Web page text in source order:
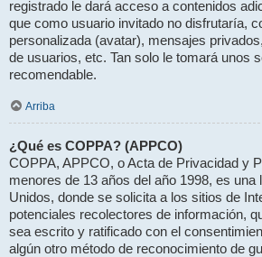
registrado le dará acceso a contenidos
que como usuario invitado no disfrutaría,
personalizada (avatar), mensajes
de usuarios, etc. Tan solo le tomará unos
recomendable.
Arriba
¿Qué es COPPA? (APPCO)
COPPA, APPCO, o Acta de Privacidad y
menores de 13 años del año 1998, es una
Unidos, donde se solicita a los sitios de
potenciales recolectores de información,
sea escrito y ratificado con el
algún otro método de reconocimiento de